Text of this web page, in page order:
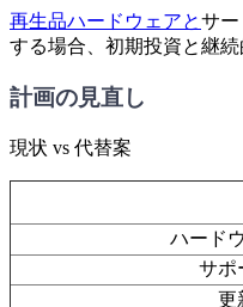
再生品ハードウェアとサ
する場合、初期投資と継
計画の見直し
現状 vs 代替案
ハード
サポ
更